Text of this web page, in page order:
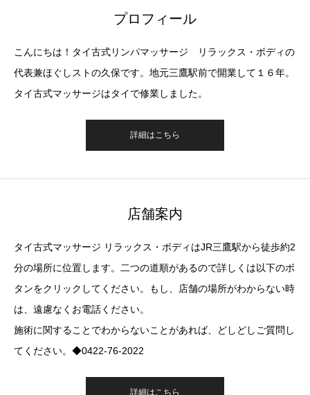
プロフィール
こんにちは！タイ古式リンパマッサージ リラックス・ボディの
代表兼ほぐしストの久保です。地元三鷹駅前で開業して１６年。
タイ古式マッサージはタイで修業しました。
詳細はこちら
店舗案内
タイ古式マッサージ リラックス・ボディはJR三鷹駅から徒歩約2
分の場所に位置します。二つの道順があるので詳しくは以下のボ
タンをクリックしてください。もし、店舗の場所がわからない時
は、遠慮なくお電話ください。
施術に関することでわからないことがあれば、どしどしご質問し
てください。◆0422-76-2022
詳細はこちら